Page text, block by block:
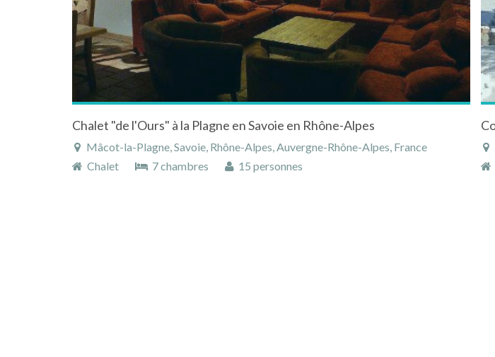
Chalet "de l'Ours" à la Plagne en Savoie en Rhône-Alpes
Mâcot-la-Plagne, Savoie, Rhône-Alpes, Auvergne-Rhône-Alpes, France
Chalet
7 chambres 15 personnes